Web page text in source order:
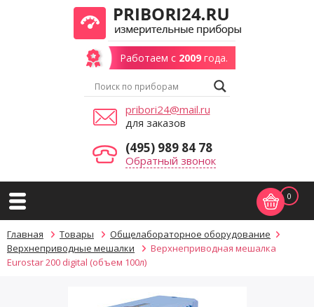
Работаем с 2009года.
pribori24@mail.ru
для заказов
(495) 989 84 78
Обратный звонок
0
Главная Товары
Общелабораторное оборудование
Верхнеприводные мешалки
Верхнеприводная мешалка
Eurostar 200 digital (объем 100л)